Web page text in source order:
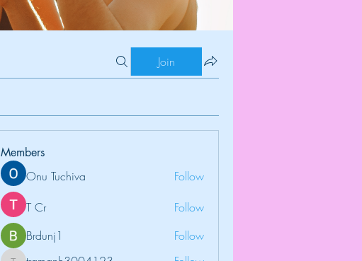
Join
Members
Onu Tuchiva
Follow
T Cr
Follow
Brdunj1
Follow